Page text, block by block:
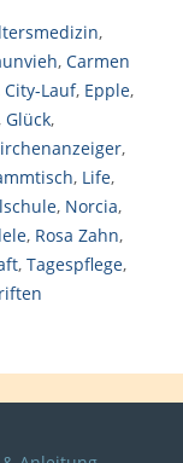
,
, Carmen
City-Lauf, Epple,
Glück,
,
, Life,
, Norcia,
, Rosa Zahn,
, Tagespflege,